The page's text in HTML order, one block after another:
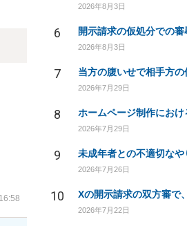
2026年8月3日
6
2026年8月3日
7
2026年7月29日
8
2026年7月29日
9
2026年7月26日
10
2026年7月22日